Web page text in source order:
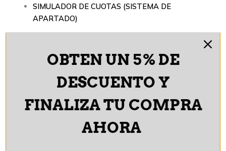
SIMULADOR DE CUOTAS (SISTEMA DE
APARTADO)
Ancho 60 CM x Alto 40 CM x Prof. 30 CM
-Ancho 80 CM x Alto 40 CM x Prof. 30 CM -
OBTEN UN 5% DE
DESCUENTO Y
FINALIZA TU COMPRA
AHORA